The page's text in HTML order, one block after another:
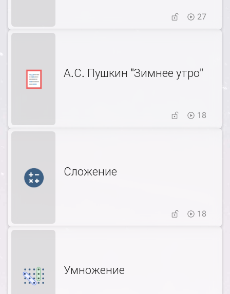
27
А.С. Пушкин "Зимнее утро"
18
Сложение
18
Умножение